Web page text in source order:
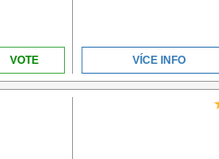
VOTE VÍCE INFO